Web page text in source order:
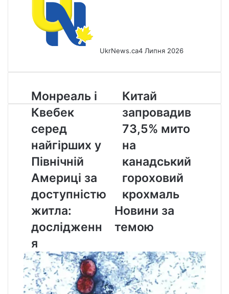
UkrNews.ca4 Липня 2026
Монреаль
і
Квебек
серед
найгірших
у
Північній
Америці
за
житла:
дослідження
Монреаль і
Квебек
серед
найгірших у
Північній
Америці за
доступністю
житла:
дослідженн
я
Китай
запровадив
73,5%
мито
на
канадський
крохмаль
Китай
запровадив
73,5% мито
на
канадський
гороховий
крохмаль
Новини за
темою